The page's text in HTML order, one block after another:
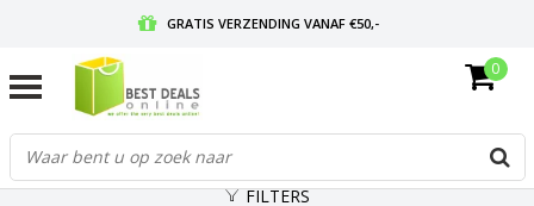
GRATIS VERZENDING VANAF €50,-
GRATIS RETOURNEREN EN 30 DAGEN BEDENKTIJD
0
FILTERS